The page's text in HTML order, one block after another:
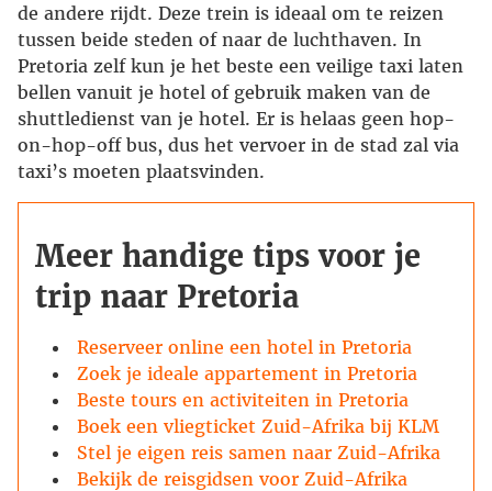
de andere rijdt. Deze trein is ideaal om te reizen
tussen beide steden of naar de luchthaven. In
Pretoria zelf kun je het beste een veilige taxi laten
bellen vanuit je hotel of gebruik maken van de
shuttledienst van je hotel. Er is helaas geen hop-
on-hop-off bus, dus het vervoer in de stad zal via
taxi’s moeten plaatsvinden.
Meer handige tips voor je
trip naar Pretoria
Reserveer online een hotel in Pretoria
Zoek je ideale appartement in Pretoria
Beste tours en activiteiten in Pretoria
Boek een vliegticket Zuid-Afrika bij KLM
Stel je eigen reis samen naar Zuid-Afrika
Bekijk de reisgidsen voor Zuid-Afrika